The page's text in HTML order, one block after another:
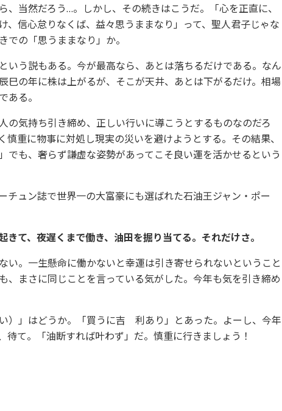
、当然だろう…。しかし、その続きはこうだ。「心を正直に、
、信心怠りなくば、益々思うままなり」って、聖人君子じゃな
での「思うままなり」か。
う説もある。今が最高なら、あとは落ちるだけである。なん
巳の年に株は上がるが、そこが天井、あとは下がるだけ。相場
ある。
気持ち引き締め、正しい行いに導こうとするものなのだろ
慎重に物事に対処し現実の災いを避けようとする。その結果、
でも、奢らず謙虚な姿勢があってこそ良い運を活かせるという
ュン誌で世界一の大富豪にも選ばれた石油王ジャン・ポー
て、夜遅くまで働き、油田を掘り当てる。それだけさ。
い。一生懸命に働かないと幸運は引き寄せられないということ
、まさに同じことを言っている気がした。今年も気を引き締め
）」はどうか。「買うに吉 利あり」とあった。よーし、今年
待て。「油断すれば叶わず」だ。慎重に行きましょう！